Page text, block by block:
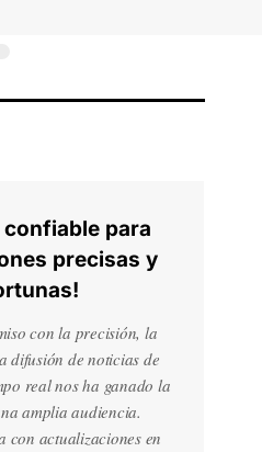
confiable para
precisas y
con la precisión, la
difusión de noticias de
real nos ha ganado la
amplia audiencia.
con actualizaciones en